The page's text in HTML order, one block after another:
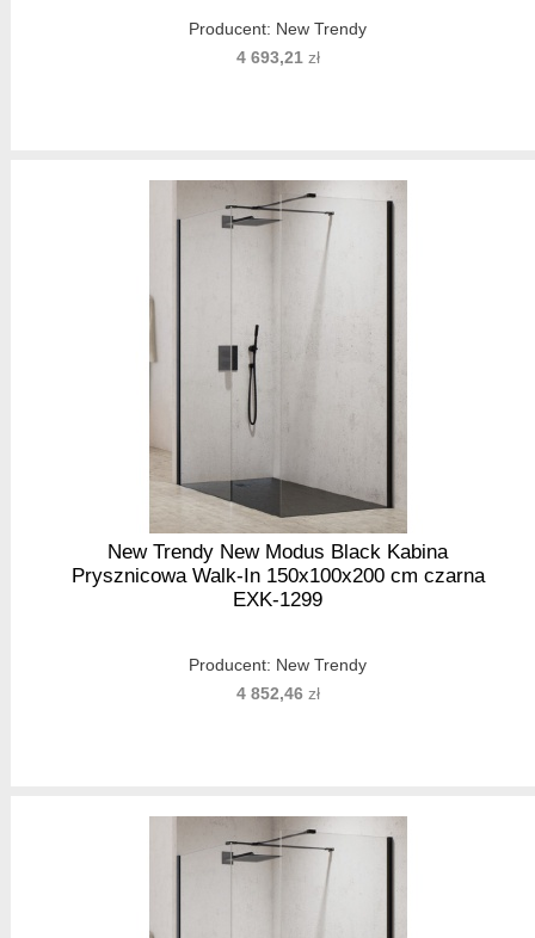
Producent: New Trendy
4 693,21zł
New Trendy New Modus Black Kabina
Prysznicowa Walk-In 150x100x200 cm czarna
EXK-1299
Producent: New Trendy
4 852,46zł